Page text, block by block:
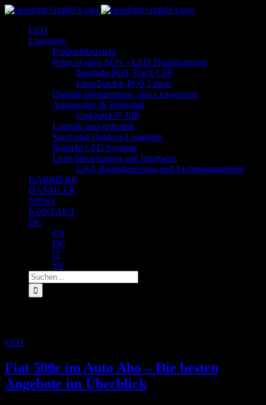
Zum
springenLED
Lösungen
Produktübersicht
Point of sales POS – LED Shoplösungen
lieselight POS Track CSP
LieseTrack® POS Linear
Digitale Infotainment- und Leitsysteme
Automotive & Werkstatt
UniQuick™ EIP
Logistik und Industrie
Sport und Outdoor Lösungen
Notlicht LED Systeme
Licht-Steuerungen und Interfaces
LiSA Raumsteuerung und Lichtmanagement
KARRIERE
HÄNDLER
NEWS
KONTAKT
DE
EN
DE
IT
SV
Suche
nach:
LED
Fiat 500e im Auto Abo – Die besten
Angebote im Überblick